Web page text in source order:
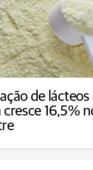
de lácteos
cresce 16,5%